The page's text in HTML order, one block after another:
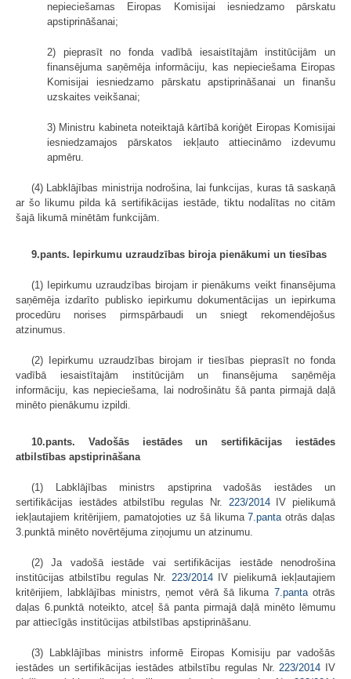
nepieciešamas Eiropas Komisijai iesniedzamo pārskatu
apstiprināšanai;
2) pieprasīt no fonda vadībā iesaistītajām institūcijām un
finansējuma saņēmēja informāciju, kas nepieciešama Eiropas
Komisijai iesniedzamo pārskatu apstiprināšanai un finanšu
uzskaites veikšanai;
3) Ministru kabineta noteiktajā kārtībā koriģēt Eiropas Komisijai
iesniedzamajos pārskatos iekļauto attiecināmo izdevumu
apmēru.
(4) Labklājības ministrija nodrošina, lai funkcijas, kuras tā saskaņā
ar šo likumu pilda kā sertifikācijas iestāde, tiktu nodalītas no citām
šajā likumā minētām funkcijām.
9.pants. Iepirkumu uzraudzības biroja pienākumi un tiesības
(1) Iepirkumu uzraudzības birojam ir pienākums veikt finansējuma
saņēmēja izdarīto publisko iepirkumu dokumentācijas un iepirkuma
procedūru norises pirmspārbaudi un sniegt rekomendējošus
atzinumus.
(2) Iepirkumu uzraudzības birojam ir tiesības pieprasīt no fonda
vadībā iesaistītajām institūcijām un finansējuma saņēmēja
informāciju, kas nepieciešama, lai nodrošinātu šā panta pirmajā daļā
minēto pienākumu izpildi.
10.pants. Vadošās iestādes un sertifikācijas iestādes
atbilstības apstiprināšana
(1) Labklājības ministrs apstiprina vadošās iestādes un
sertifikācijas iestādes atbilstību regulas Nr. 223/2014IV pielikumā
iekļautajiem kritērijiem, pamatojoties uz šā likuma 7.pantaotrās daļas
3.punktā minēto novērtējuma ziņojumu un atzinumu.
(2) Ja vadošā iestāde vai sertifikācijas iestāde nenodrošina
institūcijas atbilstību regulas Nr. 223/2014IV pielikumā iekļautajiem
kritērijiem, labklājības ministrs, ņemot vērā šā likuma 7.pantaotrās
daļas 6.punktā noteikto, atceļ šā panta pirmajā daļā minēto lēmumu
par attiecīgās institūcijas atbilstības apstiprināšanu.
(3) Labklājības ministrs informē Eiropas Komisiju par vadošās
iestādes un sertifikācijas iestādes atbilstību regulas Nr.223/2014 IV